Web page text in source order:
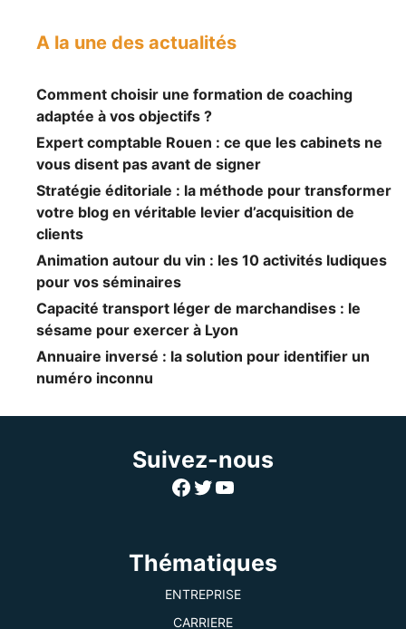
A la une des actualités
Comment choisir une formation de coaching
adaptée à vos objectifs ?
Expert comptable Rouen : ce que les cabinets ne
vous disent pas avant de signer
Stratégie éditoriale : la méthode pour transformer
votre blog en véritable levier d’acquisition de
clients
Animation autour du vin : les 10 activités ludiques
pour vos séminaires
Capacité transport léger de marchandises : le
sésame pour exercer à Lyon
Annuaire inversé : la solution pour identifier un
numéro inconnu
Suivez-nous
Facebook
Twitter
YouTube
Thématiques
ENTREPRISE
CARRIERE